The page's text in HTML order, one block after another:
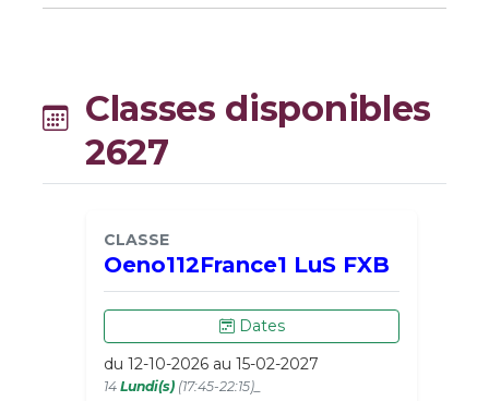
Classes disponibles
2627
CLASSE
Oeno112France1 LuS FXB
Dates
du 12-10-2026 au 15-02-2027
14 Lundi(s) (17:45-22:15)_